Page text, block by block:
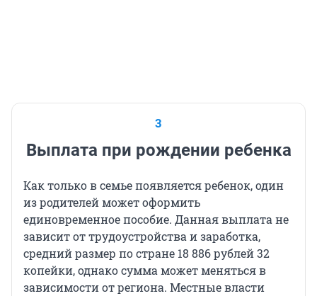
3
Выплата при рождении ребенка
Как только в семье появляется ребенок, один
из родителей может оформить
единовременное пособие. Данная выплата не
зависит от трудоустройства и заработка,
средний размер по стране 18 886 рублей 32
копейки, однако сумма может меняться в
зависимости от региона. Местные власти